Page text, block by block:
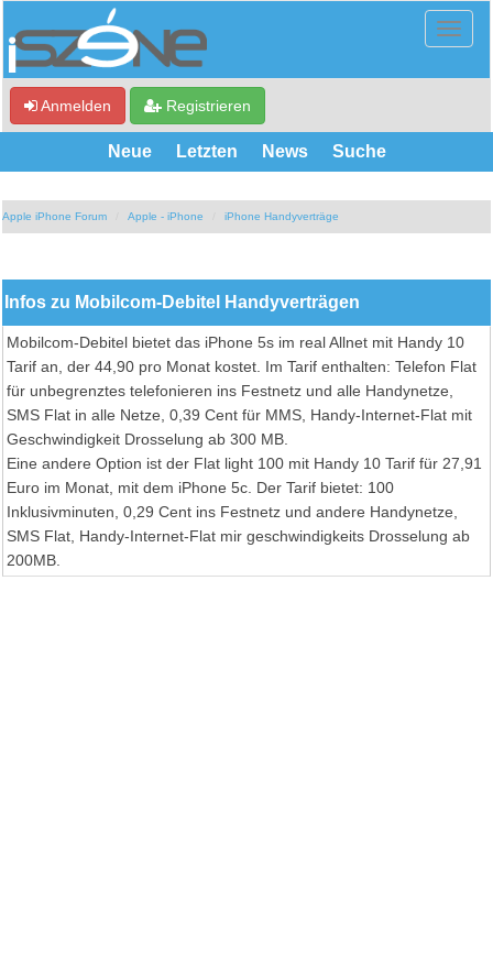
Anmelden Registrieren
Neue Letzten News Suche
Apple iPhone Forum Apple - iPhone iPhone Handyverträge
Infos zu Mobilcom-Debitel Handyverträgen
Mobilcom-Debitel bietet das iPhone 5s im real Allnet mit Handy 10
Tarif an, der 44,90 pro Monat kostet. Im Tarif enthalten: Telefon Flat
für unbegrenztes telefonieren ins Festnetz und alle Handynetze,
SMS Flat in alle Netze, 0,39 Cent für MMS, Handy-Internet-Flat mit
Geschwindigkeit Drosselung ab 300 MB.
Eine andere Option ist der Flat light 100 mit Handy 10 Tarif für 27,91
Euro im Monat, mit dem iPhone 5c. Der Tarif bietet: 100
Inklusivminuten, 0,29 Cent ins Festnetz und andere Handynetze,
SMS Flat, Handy-Internet-Flat mir geschwindigkeits Drosselung ab
200MB.